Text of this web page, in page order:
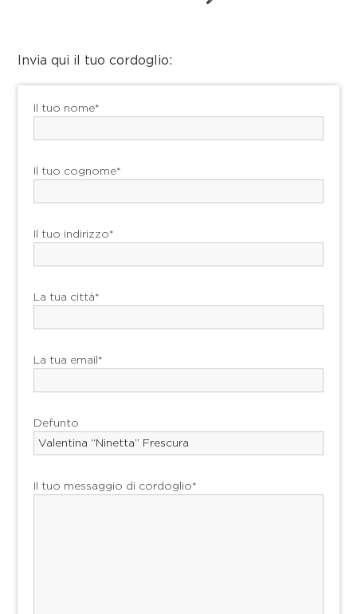
Invia qui il tuo cordoglio:
Il tuo nome*
Il tuo cognome*
Il tuo indirizzo*
La tua città*
La tua email*
Defunto
Il tuo messaggio di cordoglio*